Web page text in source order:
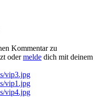
Kommentar zu
odermelde dich mit deinem